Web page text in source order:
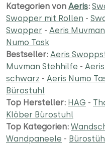
Kategorien von Aeris:
Swopper mit Rollen -
Swopper - Aeris Muvman
Numo Task
Bestseller: Aeris
Muvman Stehhilfe -
schwarz - Aeris Numo
Bürostuhl
Top Hersteller: HAG -
Klöber Bürostuhl
Top Kategorien:
Wandpaneele -